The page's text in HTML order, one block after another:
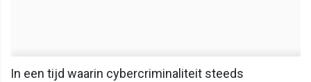
In een tijd waarin cybercriminaliteit steeds